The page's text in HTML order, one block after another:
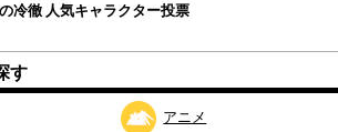
冷徹 人気キャラクター投票
す
アニメ